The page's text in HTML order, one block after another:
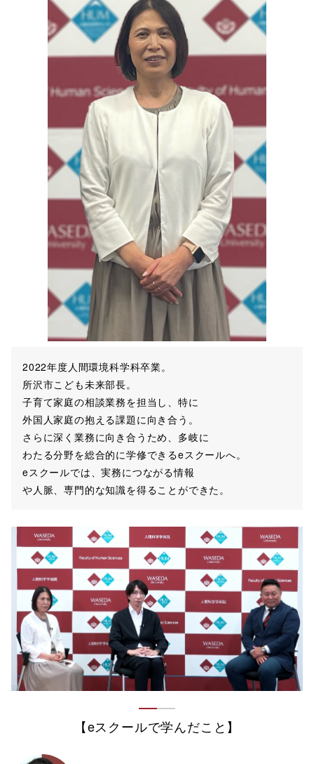
2022年度人間環境科学科卒業。
所沢市こども未来部長。
子育て家庭の相談業務を担当し、特に
外国人家庭の抱える課題に向き合う。
さらに深く業務に向き合うため、多岐に
わたる分野を総合的に学修できるeスクールへ。
eスクールでは、実務につながる情報
や人脈、専門的な知識を得ることができた。
【eスクールで学んだこと】